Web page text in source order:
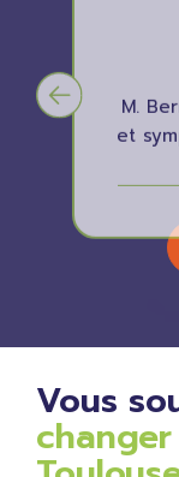
M.
et
pour
Vous